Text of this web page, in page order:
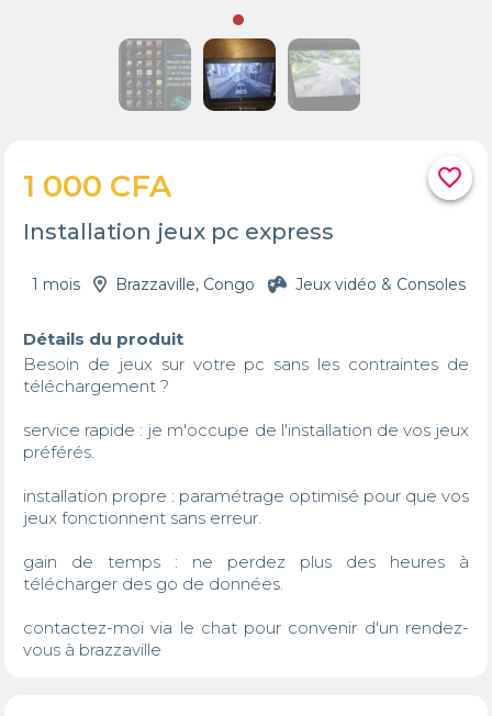
favorite_border
1 000 CFA
Installation jeux pc express
1 mois Brazzaville, Congo Jeux vidéo & Consoles
Détails du produit
Besoin de jeux sur votre pc sans les contraintes de
téléchargement ?
service rapide : je m'occupe de l'installation de vos jeux
préférés.
installation propre : paramétrage optimisé pour que vos
jeux fonctionnent sans erreur.
gain de temps : ne perdez plus des heures à
télécharger des go de données.
contactez-moi via le chat pour convenir d'un rendez-
vous à brazzaville